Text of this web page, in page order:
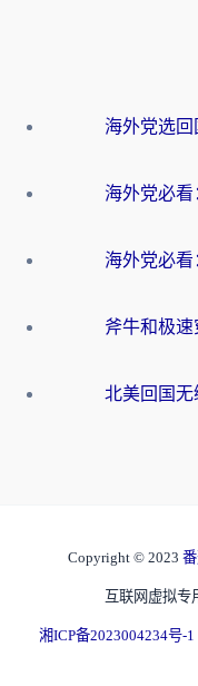
Copyright © 2023
互联网虚拟专
湘ICP备2023004234号-1